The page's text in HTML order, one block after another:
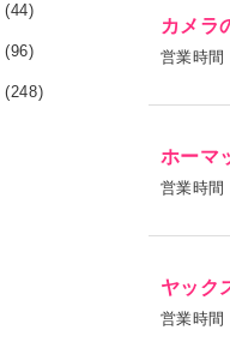
カメラ
営業時間
ホーマ
営業時間
ヤッ
営業時間
(44)
(96)
(248)